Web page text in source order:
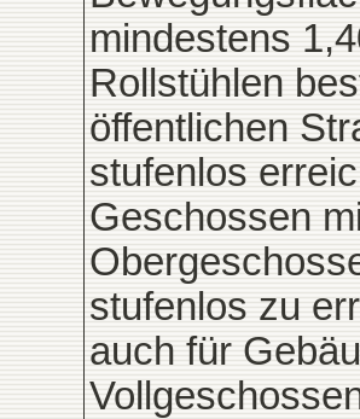
mindestens
Rollstühlen
öffentlichen
stufenlos
Geschossen
stufenlos zu
auch für